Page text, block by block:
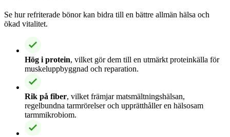
Se hur refriterade bönor kan bidra till en bättre allmän hälsa och
ökad vitalitet.
Hög i protein, vilket gör dem till en utmärkt proteinkälla för
muskeluppbyggnad och reparation.
Rik på fiber, vilket främjar matsmältningshälsan,
regelbundna tarmrörelser och upprätthåller en hälsosam
tarmmikrobiom.